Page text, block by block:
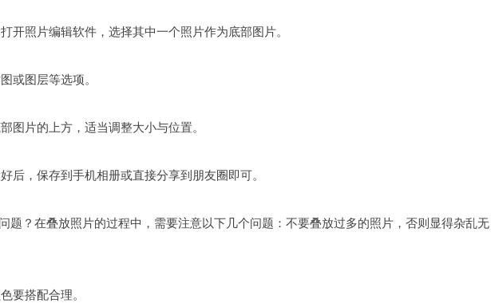
开照片编辑软件，选择其中一个照片作为底部图片。
或图层等选项。
图片的上方，适当调整大小与位置。
后，保存到手机相册或直接分享到朋友圈即可。
题？在叠放照片的过程中，需要注意以下几个问题：不要叠放过多的照片，否则显得杂乱无
要搭配合理。